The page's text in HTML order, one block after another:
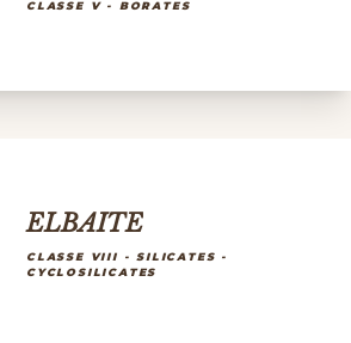
CLASSE V - BORATES
ELBAITE
CLASSE VIII - SILICATES -
CYCLOSILICATES